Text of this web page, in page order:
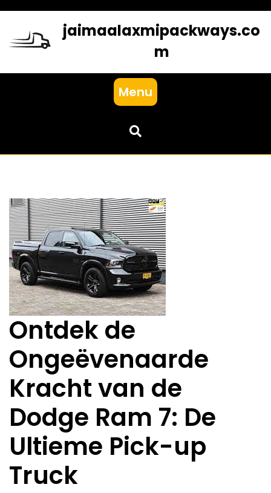
content
jaimaalaxmipackways.co
m
Menu
Ontdek de
Ongeëvenaarde
Kracht van de
Dodge Ram 7: De
Ultieme Pick-up
Truck